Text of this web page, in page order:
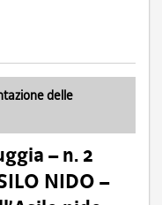
delle
– n. 2
NIDO –